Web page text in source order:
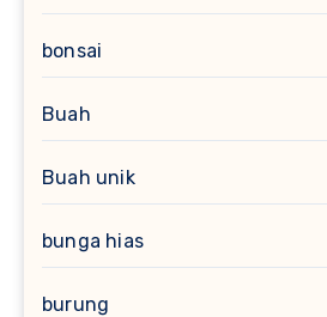
bonsai
Buah
Buah unik
bunga hias
burung